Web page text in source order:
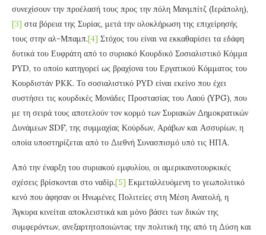
συνεχίσουν την προέλασή τους προς την πόλη Μανμπίτζ (Ιεράπολη),
[3] στα βόρεια της Συρίας, μετά την ολοκλήρωση της επιχείρησής
τους στην αλ-Μπαμπ.[4] Στόχος του είναι να εκκαθαρίσει τα εδάφη
δυτικά του Ευφράτη από το συριακό Κουρδικό Σοσιαλιστικό Κόμμα
PYD, το οποίο κατηγορεί ως βραχίονα του Εργατικού Κόμματος του
Κουρδιστάν PKK. Το σοσιαλιστικό PYD είναι εκείνο που έχει
συστήσει τις κουρδικές Μονάδες Προστασίας του Λαού (YPG), που
με τη σειρά τους αποτελούν τον κορμό των Συριακών Δημοκρατικών
Δυνάμεων SDF, της συμμαχίας Κούρδων, Αράβων και Ασσυρίων, η
οποία υποστηρίζεται από το Διεθνή Συνασπισμό υπό τις ΗΠΑ.
Από την έναρξη του συριακού εμφυλίου, οι αμερικανοτουρκικές
σχέσεις βρίσκονται στο ναδίρ.[5] Εκμεταλλευόμενη το γεωπολιτικό
κενό που άφησαν οι Ηνωμένες Πολιτείες στη Μέση Ανατολή, η
Άγκυρα κινείται αποκλειστικά και μόνο βάσει των δικών της
συμφερόντων, ανεξαρτητοποιώντας την πολιτική της από τη Δύση και